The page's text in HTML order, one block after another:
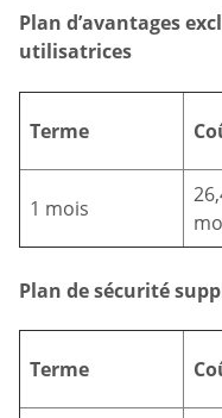
Plan d’avantages
utilisatrices
Terme
1 mois
Plan de sécurité
Terme